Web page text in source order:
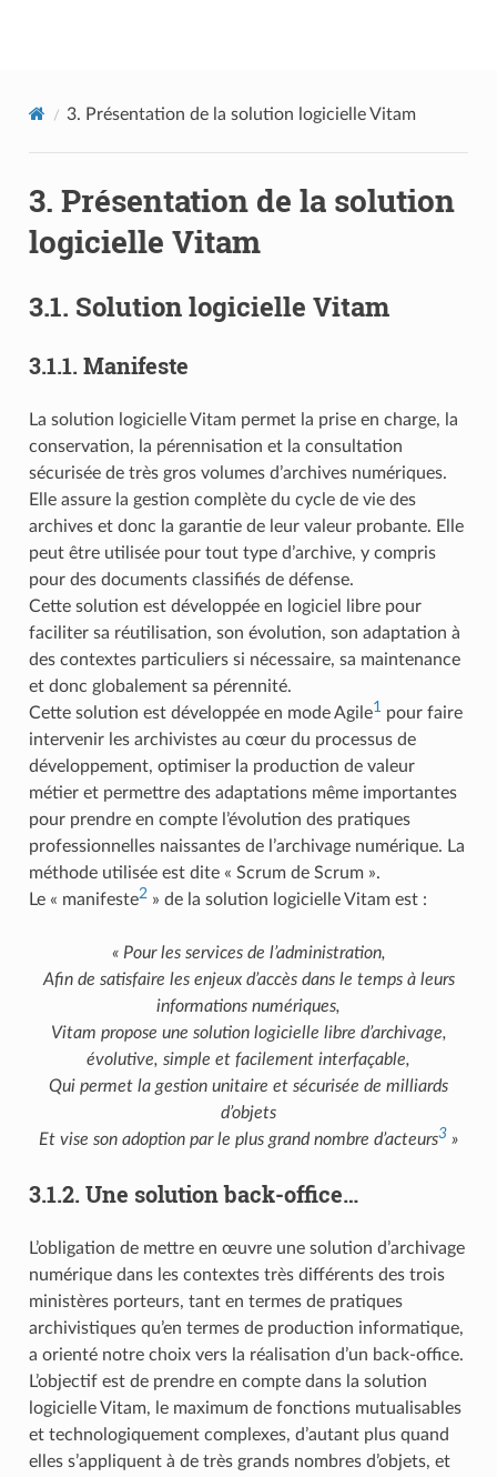
3. Présentation de la solution logicielle Vitam
3. Présentation de la solution
logicielle Vitam
3.1. Solution logicielle Vitam
3.1.1. Manifeste
La solution logicielle Vitam permet la prise en charge, la
conservation, la pérennisation et la consultation
sécurisée de très gros volumes d’archives numériques.
Elle assure la gestion complète du cycle de vie des
archives et donc la garantie de leur valeur probante. Elle
peut être utilisée pour tout type d’archive, y compris
pour des documents classifiés de défense.
Cette solution est développée en logiciel libre pour
faciliter sa réutilisation, son évolution, son adaptation à
des contextes particuliers si nécessaire, sa maintenance
et donc globalement sa pérennité.
Cette solution est développée en mode Agile1pour faire
intervenir les archivistes au cœur du processus de
développement, optimiser la production de valeur
métier et permettre des adaptations même importantes
pour prendre en compte l’évolution des pratiques
professionnelles naissantes de l’archivage numérique. La
méthode utilisée est dite « Scrum de Scrum ».
Le « manifeste2» de la solution logicielle Vitam est :
« Pour les services de l’administration,
Afin de satisfaire les enjeux d’accès dans le temps à leurs
informations numériques,
Vitam propose une solution logicielle libre d’archivage,
évolutive, simple et facilement interfaçable,
Qui permet la gestion unitaire et sécurisée de milliards
d’objets
Et vise son adoption par le plus grand nombre d’acteurs3 »
3.1.2. Une solution back-office…
L’obligation de mettre en œuvre une solution d’archivage
numérique dans les contextes très différents des trois
ministères porteurs, tant en termes de pratiques
archivistiques qu’en termes de production informatique,
a orienté notre choix vers la réalisation d’un back-office.
L’objectif est de prendre en compte dans la solution
logicielle Vitam, le maximum de fonctions mutualisables
et technologiquement complexes, d’autant plus quand
elles s’appliquent à de très grands nombres d’objets, et